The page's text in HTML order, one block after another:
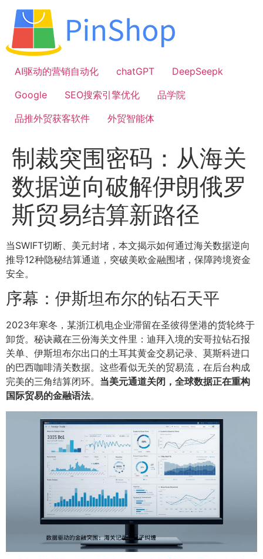
容
AI驱动的营销自动化
chatGPT
DeepSeepk
Google
SEO搜索引擎优化
品学院
品推外贸获客软件
外贸智能体
制裁突围密码：从海关
数据逆向破解伊朗俄罗
斯贸易结算新路径
当SWIFT切断、美元封堵，本文揭示如何通过海关数据逆向
推导12种隐秘结算通道，突破美欧金融围堵，保障跨境资金
安全。
序幕：伊斯坦布尔的钻石天平
2023年寒冬，某浙江机电企业滞留在圣彼得堡港的货轮终于
卸货。秘诀藏在三份海关文件里：迪拜入境的安哥拉钻石报
关单、伊斯坦布尔出口的土耳其黄金交易记录、莫斯科进口
的巴西咖啡清关数据。这些看似无关的贸易流，在后台构成
完美的三角结算闭环。 当美元通道关闭，全球数据正在重构
国际贸易的金融语法。